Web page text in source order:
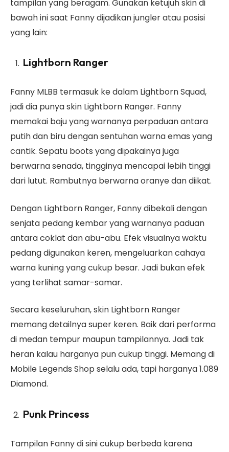
tampilan yang beragam. Gunakan ketujuh skin di
bawah ini saat Fanny dijadikan jungler atau posisi
yang lain:
Lightborn Ranger
Fanny MLBB termasuk ke dalam Lightborn Squad,
jadi dia punya skin Lightborn Ranger. Fanny
memakai baju yang warnanya perpaduan antara
putih dan biru dengan sentuhan warna emas yang
cantik. Sepatu boots yang dipakainya juga
berwarna senada, tingginya mencapai lebih tinggi
dari lutut. Rambutnya berwarna oranye dan diikat.
Dengan Lightborn Ranger, Fanny dibekali dengan
senjata pedang kembar yang warnanya paduan
antara coklat dan abu-abu. Efek visualnya waktu
pedang digunakan keren, mengeluarkan cahaya
warna kuning yang cukup besar. Jadi bukan efek
yang terlihat samar-samar.
Secara keseluruhan, skin Lightborn Ranger
memang detailnya super keren. Baik dari performa
di medan tempur maupun tampilannya. Jadi tak
heran kalau harganya pun cukup tinggi. Memang di
Mobile Legends Shop selalu ada, tapi harganya 1.089
Diamond.
Punk Princess
Tampilan Fanny di sini cukup berbeda karena